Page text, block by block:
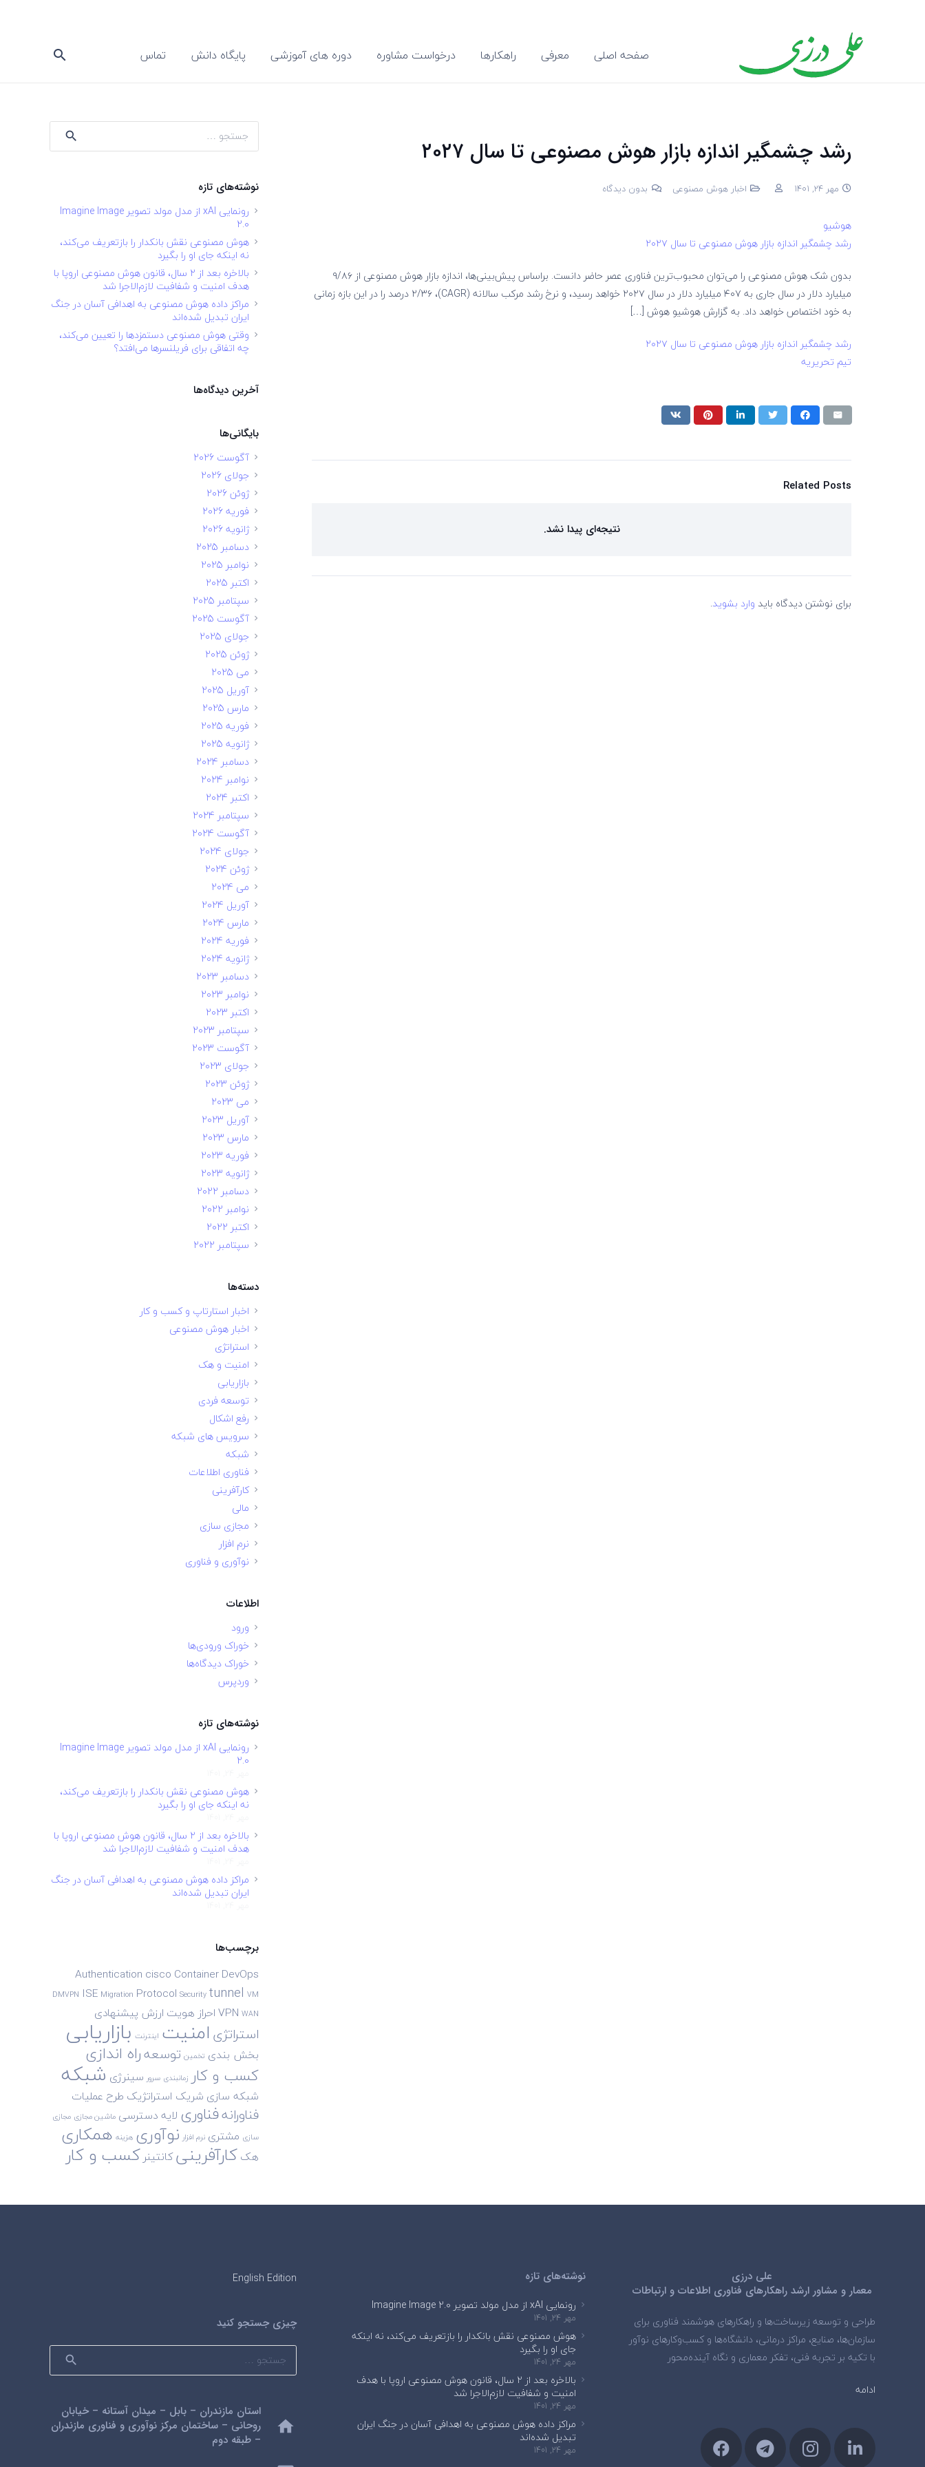
صفحه اصلی معرفی راهکارها درخواست مشاوره دوره های آموزشی پایگاه دانش تماس search
رشد چشمگیر اندازه بازار هوش مصنوعی تا سال ۲۰۲۷
مهر 24, 1401 اخبار هوش مصنوعی بدون دیدگاه
هوشیو
رشد چشمگیر اندازه بازار هوش مصنوعی تا سال ۲۰۲۷
بدون شک هوش مصنوعی را می‌توان محبوب‌ترین فناوری عصر حاضر دانست. براساس پیش‌بینی‌ها، اندازه‌ بازار هوش مصنوعی از ۹/۸۶
میلیارد دلار در سال جاری به ۴۰۷ میلیارد دلار در سال ۲۰۲۷ خواهد رسید، و نرخ رشد مرکب سالانه (CAGR)، ۲/۳۶ درصد را در این بازه‌ زمانی
به خود اختصاص خواهد داد. به گزارش هوشیو هوش […]
رشد چشمگیر اندازه بازار هوش مصنوعی تا سال ۲۰۲۷
تیم تحریریه
Related Posts
نتیجه‌ای پیدا نشد.
برای نوشتن دیدگاه باید وارد بشوید.
جستجو
برای:
نوشته‌های تازه
رونمایی xAI از مدل مولد تصویر Imagine Image
2.0
هوش مصنوعی نقش بانکدار را بازتعریف می‌کند،
نه اینکه جای او را بگیرد
بالاخره بعد از ۲ سال، قانون هوش مصنوعی اروپا با
هدف امنیت و شفافیت لازم‌الاجرا شد
مراکز داده هوش مصنوعی به اهدافی آسان در جنگ
ایران تبدیل شده‌اند
وقتی هوش مصنوعی دستمزدها را تعیین می‌کند،
چه اتفاقی برای فریلنسرها می‌افتد؟
آخرین دیدگاه‌ها
بایگانی‌ها
آگوست 2026
جولای 2026
ژوئن 2026
فوریه 2026
ژانویه 2026
دسامبر 2025
نوامبر 2025
اکتبر 2025
سپتامبر 2025
آگوست 2025
جولای 2025
ژوئن 2025
می 2025
آوریل 2025
مارس 2025
فوریه 2025
ژانویه 2025
دسامبر 2024
نوامبر 2024
اکتبر 2024
سپتامبر 2024
آگوست 2024
جولای 2024
ژوئن 2024
می 2024
آوریل 2024
مارس 2024
فوریه 2024
ژانویه 2024
دسامبر 2023
نوامبر 2023
اکتبر 2023
سپتامبر 2023
آگوست 2023
جولای 2023
ژوئن 2023
می 2023
آوریل 2023
مارس 2023
فوریه 2023
ژانویه 2023
دسامبر 2022
نوامبر 2022
اکتبر 2022
سپتامبر 2022
دسته‌ها
اخبار استارتاپ و کسب و کار
اخبار هوش مصنوعی
استراتژی
امنیت و هک
بازاریابی
توسعه فردی
رفع اشکال
سرویس های شبکه
شبکه
فناوری اطلاعات
کارآفرینی
مالی
مجازی سازی
نرم افزار
نوآوری و فناوری
اطلاعات
ورود
خوراک ورودی‌ها
خوراک دیدگاه‌ها
وردپرس
نوشته‌های تازه
رونمایی xAI از مدل مولد تصویر Imagine Image
2.0
هوش مصنوعی نقش بانکدار را بازتعریف می‌کند،
نه اینکه جای او را بگیرد
بالاخره بعد از ۲ سال، قانون هوش مصنوعی اروپا با
هدف امنیت و شفافیت لازم‌الاجرا شد
مراکز داده هوش مصنوعی به اهدافی آسان در جنگ
ایران تبدیل شده‌اند
برچسب‌ها
Authentication cisco ContainerDevOps
DMVPN ISE Migration Protocol Security tunnel VM
VPN WAN احراز هویت ارزش پیشنهادی
استراتژی امنیت اینترنت بازاریابی
بخش بندی تخمین توسعهراه اندازی
کسب و کار زمانبندی سرور سینرژی شبکه
شبکه سازی شریک استراتژیک طرح عملیات
فناورانهفناوری لایه دسترسی ماشین مجازی مجازی
سازی مشتری نرم افزار نوآوری هزینه همکاری
هککارآفرینیکانتینر کسب و کار
علی درزی
معمار و مشاور ارشد راهکارهای فناوری اطلاعات و ارتباطات
طراحی و توسعه زیرساخت‌ها و راهکارهای هوشمند فناوری برای
سازمان‌ها، صنایع، مراکز درمانی، دانشگاه‌ها و کسب‌وکارهای نوآور
با تکیه بر تجربه فنی، تفکر معماری و نگاه آینده‌محور
ادامه
نوشته‌های تازه
رونمایی xAI از مدل مولد تصویر Imagine Image 2.0
مهر 24, 1401
هوش مصنوعی نقش بانکدار را بازتعریف می‌کند، نه اینکه
جای او را بگیرد
مهر 24, 1401
بالاخره بعد از ۲ سال، قانون هوش مصنوعی اروپا با هدف
امنیت و شفافیت لازم‌الاجرا شد
مهر 24, 1401
مراکز داده هوش مصنوعی به اهدافی آسان در جنگ ایران
تبدیل شده‌اند
مهر 24, 1401
English Edition
چیزی جستجو کنید
جستجو
برای:
home
استان مازندران – بابل – میدان آستانه – خیابان
روحانی – ساختمان مرکز نوآوری و فناوری مازندران
– طبقه دوم